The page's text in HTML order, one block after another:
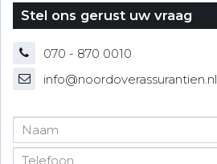
Stel ons gerust uw vraag
070 - 870 0010
info@noordoverassurantien.nl